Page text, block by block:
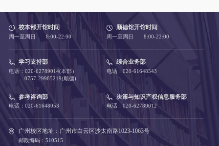
校本部开馆时间
周一至周日 8:00-22:00
顺德馆开馆时间
周一至周日 8:00-22:00
学习支持部
电话：020-62789014(本部）
0757-29985219(顺德)
综合业务部
电话：020-61648543
参考咨询部
电话：020-61648053
决策与知识产权信息服务部
电话：020-62789012
广州校区地址：广州市白云区沙太南路1023-1063号
邮政编码：510515